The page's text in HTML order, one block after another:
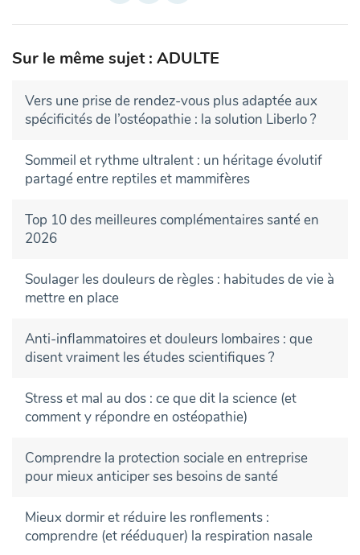
Sur le même sujet : ADULTE
Vers une prise de rendez-vous plus adaptée aux
spécificités de l’ostéopathie : la solution Liberlo ?
Sommeil et rythme ultralent : un héritage évolutif
partagé entre reptiles et mammifères
Top 10 des meilleures complémentaires santé en
2026
Soulager les douleurs de règles : habitudes de vie à
mettre en place
Anti-inflammatoires et douleurs lombaires : que
disent vraiment les études scientifiques ?
Stress et mal au dos : ce que dit la science (et
comment y répondre en ostéopathie)
Comprendre la protection sociale en entreprise
pour mieux anticiper ses besoins de santé
Mieux dormir et réduire les ronflements :
comprendre (et rééduquer) la respiration nasale